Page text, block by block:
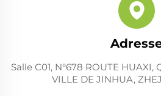
Salle C01, N°678 ROUTE HUAXI,
VILLE DE JINHUA,